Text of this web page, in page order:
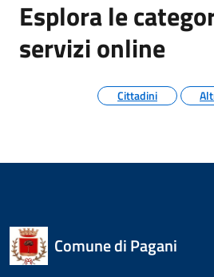
Esplora le
servizi online
Cittadini
Comune di Pagani